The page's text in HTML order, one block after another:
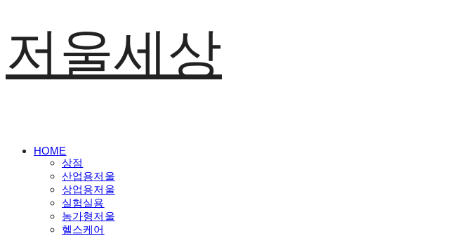
저울세상
HOME
상점
산업용저울
상업용저울
실험실용
농가형저울
헬스케어